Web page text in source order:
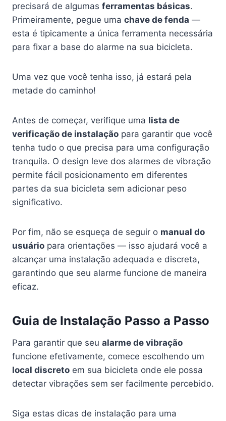
precisará de algumas ferramentas básicas.
Primeiramente, pegue uma chave de fenda —
esta é tipicamente a única ferramenta necessária
para fixar a base do alarme na sua bicicleta.
Uma vez que você tenha isso, já estará pela
metade do caminho!
Antes de começar, verifique uma lista de
verificação de instalação para garantir que você
tenha tudo o que precisa para uma configuração
tranquila. O design leve dos alarmes de vibração
permite fácil posicionamento em diferentes
partes da sua bicicleta sem adicionar peso
significativo.
Por fim, não se esqueça de seguir o manual do
usuário para orientações — isso ajudará você a
alcançar uma instalação adequada e discreta,
garantindo que seu alarme funcione de maneira
eficaz.
Guia de Instalação Passo a Passo
Para garantir que seu alarme de vibração
funcione efetivamente, comece escolhendo um
local discreto em sua bicicleta onde ele possa
detectar vibrações sem ser facilmente percebido.
Siga estas dicas de instalação para uma